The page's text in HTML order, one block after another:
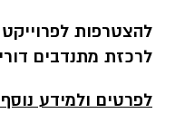
להצטרפות
לרכזת מתנדבים דורית ברעם:
לפרטים ולמידע